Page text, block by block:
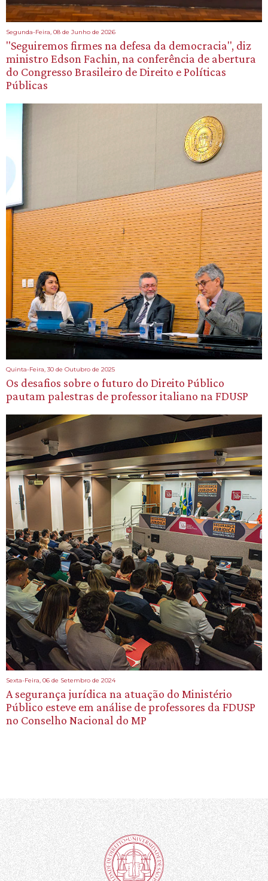
Segunda-Feira, 08 de Junho de 2026
"Seguiremos firmes na defesa da democracia", diz
ministro Edson Fachin, na conferência de abertura
do Congresso Brasileiro de Direito e Políticas
Públicas
Quinta-Feira, 30 de Outubro de 2025
Os desafios sobre o futuro do Direito Público
pautam palestras de professor italiano na FDUSP
Sexta-Feira, 06 de Setembro de 2024
A segurança jurídica na atuação do Ministério
Público esteve em análise de professores da FDUSP
no Conselho Nacional do MP